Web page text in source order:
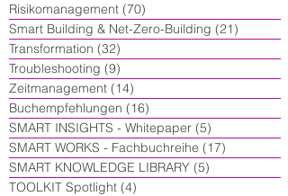
Risikomanagement (70)
Smart Building & Net-Zero-Building (21)
Transformation (32)
Troubleshooting (9)
Zeitmanagement (14)
Buchempfehlungen (16)
SMART INSIGHTS - Whitepaper (5)
SMART WORKS - Fachbuchreihe (17)
SMART KNOWLEDGE LIBRARY (5)
TOOLKIT Spotlight (4)